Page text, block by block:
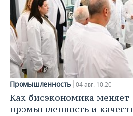
Промышленность 04 авг, 10:20
Как биоэкономика меняет
промышленность и